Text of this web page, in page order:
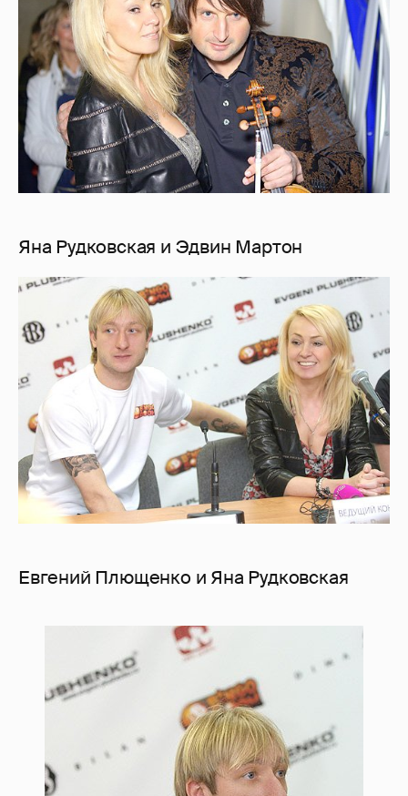
Яна Рудковская и Эдвин Мартон
Евгений Плющенко и Яна Рудковская